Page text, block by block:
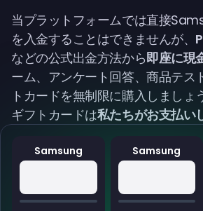
Samsung Samsung
当プラットフォームでは直接
を入金することはできませんが、
などの公式出金方法から即座に現
ーム、アンケート回答、商品テ
トカードを無制限に購入しまし
ギフトカードは私たちがお支払い